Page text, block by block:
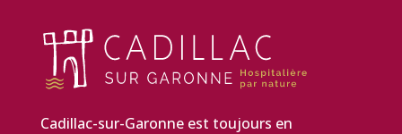
Cadillac-sur-Garonne est toujours en